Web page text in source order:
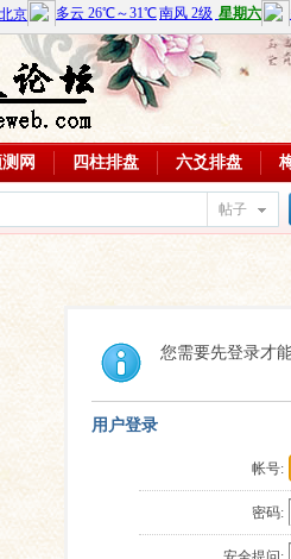
网 四柱排盘 六爻排盘
帖子
您需要先登录才
用户登录
帐号:
密码: